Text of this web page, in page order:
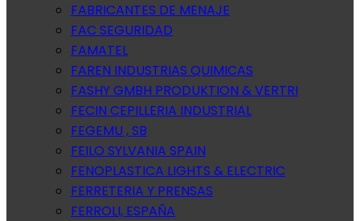
FABRICANTES DE MENAJE
FAC SEGURIDAD
FAMATEL
FAREN INDUSTRIAS QUIMICAS
FASHY GMBH PRODUKTION & VERTRI
FECIN CEPILLERIA INDUSTRIAL
FEGEMU , SB
FEILO SYLVANIA SPAIN
FENOPLASTICA LIGHTS & ELECTRIC
FERRETERIA Y PRENSAS
FERROLI, ESPAÑA